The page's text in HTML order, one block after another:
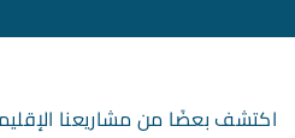
اكتشف بعضًا من مشاريعنا